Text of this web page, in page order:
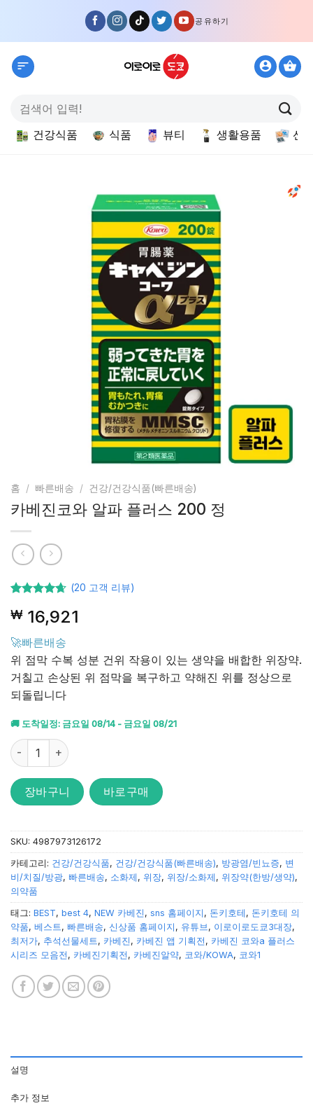
content
공유하기
색:
건강식품 식품 뷰티 생활용품 선
홈 / 빠른배송 / 건강/건강식품(빠른배송)
카베진코와 알파 플러스 200 정
기준으로
4.65점을
받았습니
다.
(20 고객 리뷰)
₩ 16,921
🚀빠른배송
위 점막 수복 성분 건위 작용이 있는 생약을 배합한 위장약.
거칠고 손상된 위 점막을 복구하고 약해진 위를 정상으로
되돌립니다
🚚 도착일정: 금요일 08/14 - 금요일 08/21
카베진코와 알파 플러스 200 정 수량
장바구니 바로구매
SKU: 4987973126172
카테고리: 건강/건강식품, 건강/건강식품(빠른배송), 방광염/빈뇨증, 변
비/치질/방광, 빠른배송, 소화제 , 위장, 위장/소화제 , 위장약(한방/생약),
의약품
태그: BEST, best 4, NEW 카베진 , sns 홈페이지 , 돈키호테 , 돈키호테 의
약품, 베스트, 빠른배송, 신상품 홈페이지 , 유튜브, 이로이로도쿄3대장,
최저가, 추석선물세트, 카베진 , 카베진 앱 기획전 , 카베진 코와a 플러스
시리즈 모음전 , 카베진기획전 , 카베진알약, 코와/KOWA, 코와1
설명
추가 정보